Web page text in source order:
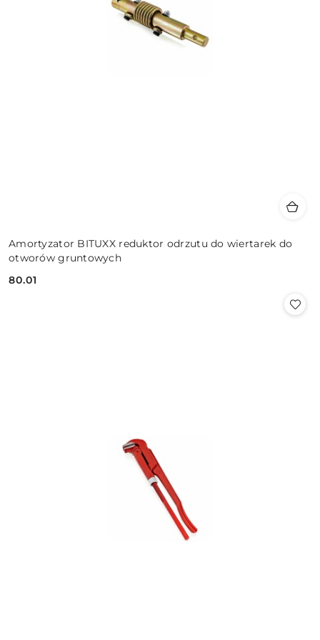
Amortyzator BITUXX reduktor odrzutu do wiertarek do
otworów gruntowych
Cena:
80.01